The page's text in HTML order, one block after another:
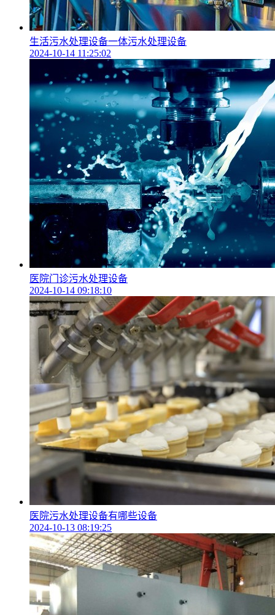
生活污水处理设备一体污水处理设备
2024-10-14 11:25:02
医院门诊污水处理设备
2024-10-14 09:18:10
医院污水处理设备有哪些设备
2024-10-13 08:19:25